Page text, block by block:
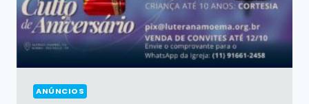
ANÚNCIOS